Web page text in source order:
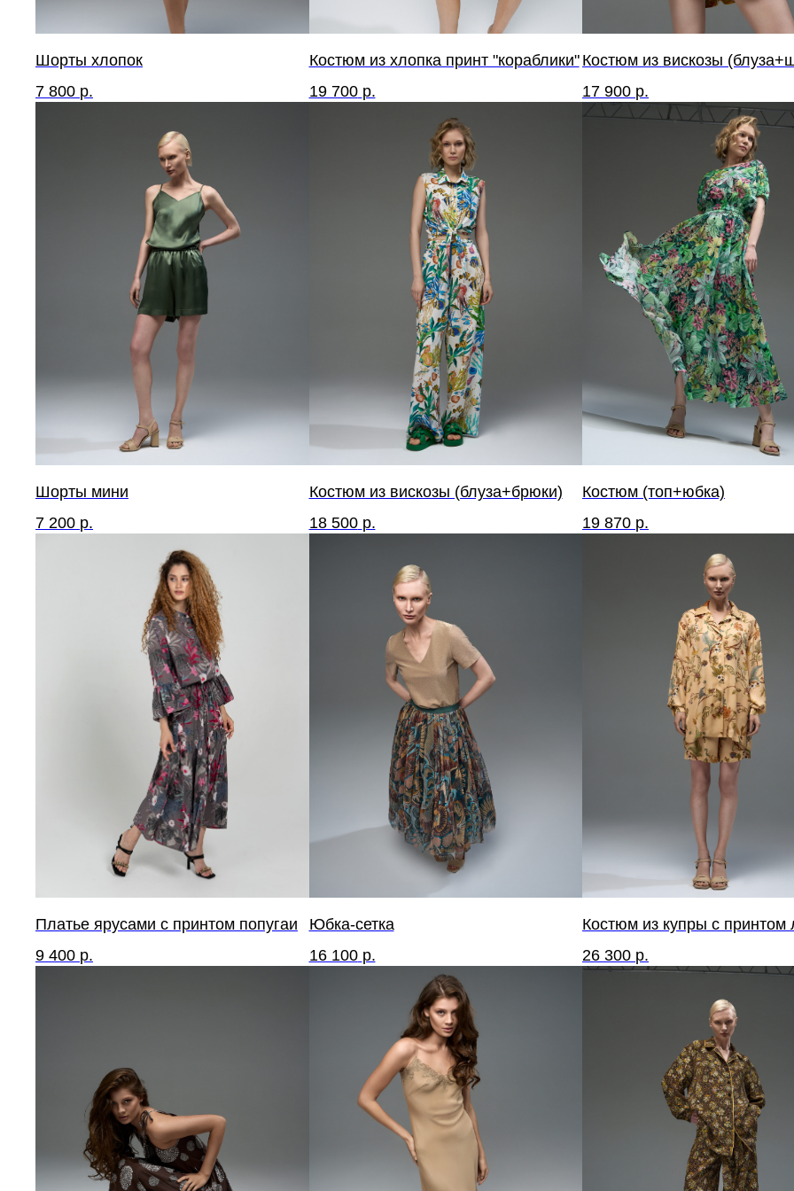
Шорты хлопок
7 800 р.
Костюм из хлопка принт "кораблики"
19 700 р.
Костюм из вискозы
17 900 р.
Шорты мини
7 200 р.
Костюм из вискозы (блуза+брюки)
18 500 р.
Костюм (топ+юбка)
19 870 р.
Платье ярусами с принтом попугаи
9 400 р.
Юбка-сетка
16 100 р.
Костюм из купры с принтом
26 300 р.